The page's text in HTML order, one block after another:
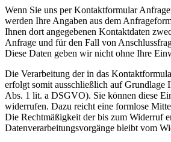
Wenn Sie uns per Kontaktformular
werden Ihre Angaben aus dem
Ihnen dort angegebenen Kontaktdaten
Anfrage und für den Fall von
Diese Daten geben wir nicht ohne Ihre
Die Verarbeitung der in das
erfolgt somit ausschließlich auf
Abs. 1 lit. a DSGVO). Sie können diese
widerrufen. Dazu reicht eine formlose
Die Rechtmäßigkeit der bis zum Widerruf
Datenverarbeitungsvorgänge bleibt vom